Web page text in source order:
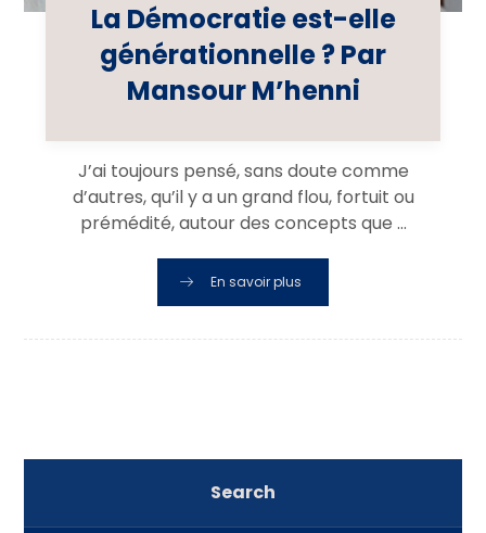
La Démocratie est-elle
générationnelle ? Par
Mansour M’henni
J’ai toujours pensé, sans doute comme
d’autres, qu’il y a un grand flou, fortuit ou
prémédité, autour des concepts que ...
En savoir plus
Search